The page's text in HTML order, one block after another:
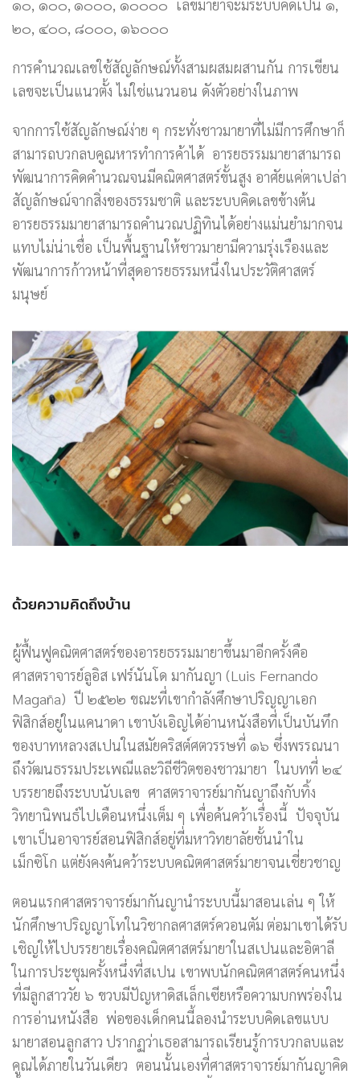
๑๐, ๑๐๐, ๑๐๐๐, ๑๐๐๐๐ เลขมายาจะมีระบบคิดเป็น ๑,
๒๐, ๔๐๐, ๘๐๐๐, ๑๖๐๐๐
การคำนวณเลขใช้สัญลักษณ์ทั้งสามผสมผสานกัน การเขียน
เลขจะเป็นแนวตั้ง ไม่ใช่แนวนอน ดังตัวอย่างในภาพ
จากการใช้สัญลักษณ์ง่าย ๆ กระทั่งชาวมายาที่ไม่มีการศึกษาก็
สามารถบวกลบคูณหารทำการค้าได้ อารยธรรมมายาสามารถ
พัฒนาการคิดคำนวณจนมีคณิตศาสตร์ขั้นสูง อาศัยแค่ตาเปล่า
สัญลักษณ์จากสิ่งของธรรมชาติ และระบบคิดเลขข้างต้น
อารยธรรมมายาสามารถคำนวณปฏิทินได้อย่างแม่นยำมากจน
แทบไม่น่าเชื่อ เป็นพื้นฐานให้ชาวมายามีความรุ่งเรืองและ
พัฒนาการก้าวหน้าที่สุดอารยธรรมหนึ่งในประวัติศาสตร์
มนุษย์
ด้วยความคิดถึงบ้าน
ผู้ฟื้นฟูคณิตศาสตร์ของอารยธรรมมายาขึ้นมาอีกครั้งคือ
ศาสตราจารย์ลูอิส เฟร์นันโด มากันญา (Luis Fernando
Magaña) ปี ๒๕๒๒ ขณะที่เขากำลังศึกษาปริญญาเอก
ฟิสิกส์อยู่ในแคนาดา เขาบังเอิญได้อ่านหนังสือที่เป็นบันทึก
ของบาทหลวงสเปนในสมัยคริสต์ศตวรรษที่ ๑๖ ซึ่งพรรณนา
ถึงวัฒนธรรมประเพณีและวิถีชีวิตของชาวมายา ในบทที่ ๒๔
บรรยายถึงระบบนับเลข ศาสตราจารย์มากันญาถึงกับทิ้ง
วิทยานิพนธ์ไปเดือนหนึ่งเต็ม ๆ เพื่อค้นคว้าเรื่องนี้ ปัจจุบัน
เขาเป็นอาจารย์สอนฟิสิกส์อยู่ที่มหาวิทยาลัยชั้นนำใน
เม็กซิโก แต่ยังคงค้นคว้าระบบคณิตศาสตร์มายาจนเชี่ยวชาญ
ตอนแรกศาสตราจารย์มากันญานำระบบนี้มาสอนเล่น ๆ ให้
นักศึกษาปริญญาโทในวิชากลศาสตร์ควอนตัม ต่อมาเขาได้รับ
เชิญให้ไปบรรยายเรื่องคณิตศาสตร์มายาในสเปนและอิตาลี
ในการประชุมครั้งหนึ่งที่สเปน เขาพบนักคณิตศาสตร์คนหนึ่ง
ที่มีลูกสาววัย ๖ ขวบมีปัญหาดิสเล็กเซียหรือความบกพร่องใน
การอ่านหนังสือ พ่อของเด็กคนนี้ลองนำระบบคิดเลขแบบ
มายาสอนลูกสาว ปรากฏว่าเธอสามารถเรียนรู้การบวกลบและ
คูณได้ภายในวันเดียว ตอนนั้นเองที่ศาสตราจารย์มากันญาคิด